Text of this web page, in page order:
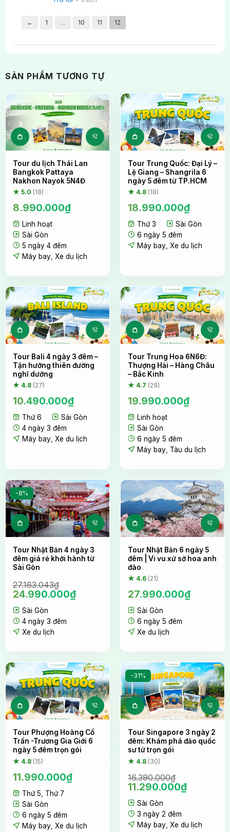
← 1 … 10 11 12
SẢN PHẨM TƯƠNG TỰ
Tour du lịch Thái Lan
Bangkok Pattaya
Nakhon Nayok 5N4Đ
★ 5.0 (18)
8.990.000₫
Linh hoạt
Sài Gòn
5 ngày 4 đêm
Máy bay, Xe du lịch
Tour Trung Quốc: Đại Lý –
Lệ Giang – Shangrila 6
ngày 5 đêm từ TP.HCM
★ 4.8 (18)
18.990.000₫
Thứ 3
Sài Gòn
6 ngày 5 đêm
Máy bay, Xe du lịch
Tour Bali 4 ngày 3 đêm –
Tận hưởng thiên đường
nghĩ dưỡng
★ 4.8 (27)
10.490.000₫
Thứ 6
Sài Gòn
4 ngày 3 đêm
Máy bay, Xe du lịch
Tour Trung Hoa 6N6Đ:
Thượng Hải – Hàng Châu
– Bắc Kinh
★ 4.7 (29)
19.990.000₫
Linh hoạt
Sài Gòn
6 ngày 5 đêm
Máy bay, Tàu du lịch
-8%
Tour Nhật Bản 4 ngày 3
đêm giá rẻ khởi hành từ
Sài Gòn
27.163.043₫
Giá
là:
27.163.043₫.
24.990.000₫Giá
hiện
24.990.000₫.
Sài Gòn
4 ngày 3 đêm
Xe du lịch
Tour Nhật Bản 6 ngày 5
đêm | Vi vu xứ sở hoa anh
đào
★ 4.6 (21)
27.990.000₫
Sài Gòn
6 ngày 5 đêm
Xe du lịch
Tour Phượng Hoàng Cổ
Trấn -Trương Gia Giới 6
ngày 5 đêm trọn gói
★ 4.8 (15)
11.990.000₫
Thứ 5
Thứ 7
Sài Gòn
6 ngày 5 đêm
Máy bay, Xe du lịch
-31%
Tour Singapore 3 ngày 2
đêm: Khám phá đảo quốc
sư tử trọn gói
★ 4.8 (30)
16.390.000₫
Giá
là:
16.390.000₫.
11.290.000₫Giá
hiện
Sài Gòn
3 ngày 2 đêm
Máy bay, Xe du lịch